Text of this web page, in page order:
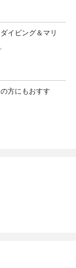
イビング＆マリ
方にもおすす